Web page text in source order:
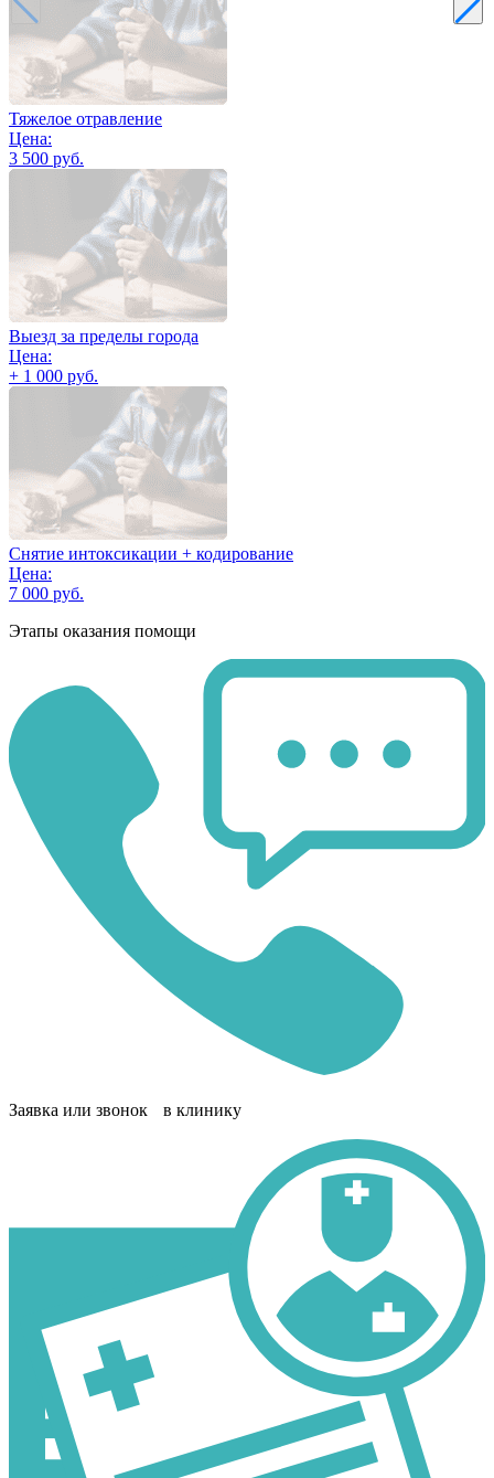
Тяжелое отравление
Цена:
3 500 руб.
Выезд за пределы города
Цена:
+ 1 000 руб.
Снятие интоксикации + кодирование
Цена:
7 000 руб.
Этапы оказания помощи
Заявка или звонок в клинику